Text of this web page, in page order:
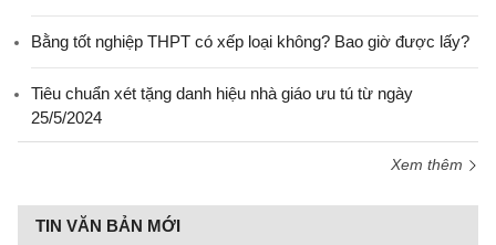
Bằng tốt nghiệp THPT có xếp loại không? Bao giờ được lấy?
Tiêu chuẩn xét tặng danh hiệu nhà giáo ưu tú từ ngày
25/5/2024
Xem thêm
TIN VĂN BẢN MỚI